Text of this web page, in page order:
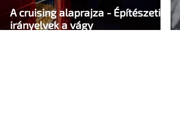
A cruising alaprajza - Építészeti
irányelvek a vágy